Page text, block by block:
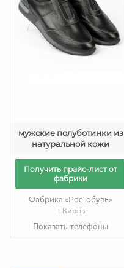
мужские полуботинки из
натуральной кожи
Получить прайс-лист от
фабрики
Фабрика «Рос-обувь»
г. Киров
Показать телефоны